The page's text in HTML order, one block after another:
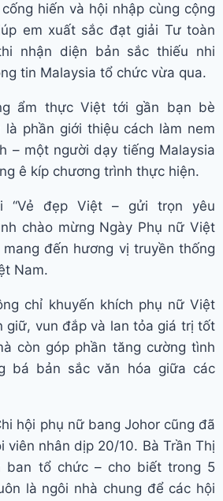
hiến và hội nhập cùng cộng
em xuất sắc đạt giải Tư toàn
nhận diện bản sắc thiếu nhi
tin Malaysia tổ chức vừa qua.
ẩm thực Việt tới gần bạn bè
là phần giới thiệu cách làm nem
– một người dạy tiếng Malaysia
ê kíp chương trình thực hiện.
“Vẻ đẹp Việt – gửi trọn yêu
chào mừng Ngày Phụ nữ Việt
mang đến hương vị truyền thống
Nam.
chỉ khuyến khích phụ nữ Việt
giữ, vun đắp và lan tỏa giá trị tốt
còn góp phần tăng cường tình
bá bản sắc văn hóa giữa các
hội phụ nữ bang Johor cũng đã
viên nhân dịp 20/10. Bà Trần Thị
ban tổ chức – cho biết trong 5
là ngôi nhà chung để các hội